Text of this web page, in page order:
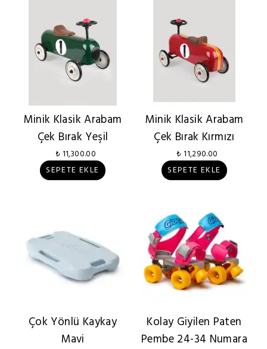
Minik Klasik Arabam
Çek Bırak Yeşil
₺ 11,300.00
SEPETE EKLE
Minik Klasik Arabam
Çek Bırak Kırmızı
₺ 11,290.00
SEPETE EKLE
Çok Yönlü Kaykay
Mavi
Kolay Giyilen Paten
Pembe 24-34 Numara